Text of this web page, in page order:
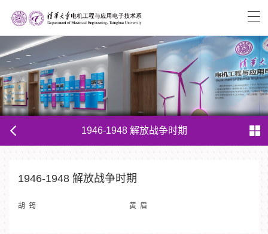
1946-1948 解放战争时期
1946-1948 解放战争时期
胡 筠 黄 眉